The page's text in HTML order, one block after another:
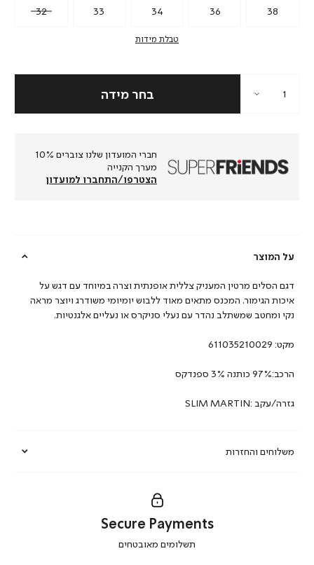
32 33 34 36 38
טבלת מידות
חברי המועדון שלנו צוברים 10%
מערך הקנייה
הצטרפו/התחברו למועדון
על המוצר
משלוחים והחזרות
דגם הסלים מרטין המעניק צללית אופנתית וצרה במיוחד עם דגש על
איכות הגימור. המכנס מתאים מאוד ללבוש יומיומי משודרג ויוצר מראה
נקי ומחטב שמשתלב נהדר עם נעלי סניקרס או נעליים אלגנטיות.
מקט: 611035210029
הרכב:97% כותנה 3% ספנדקס
גזרה/עקב :SLIM MARTIN
secure
Secure Payments
תשלומים מאובטחים